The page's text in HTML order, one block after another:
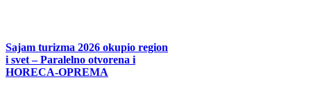
Sajam turizma 2026 okupio region
i svet – Paralelno otvorena i
HORECA-OPREMA